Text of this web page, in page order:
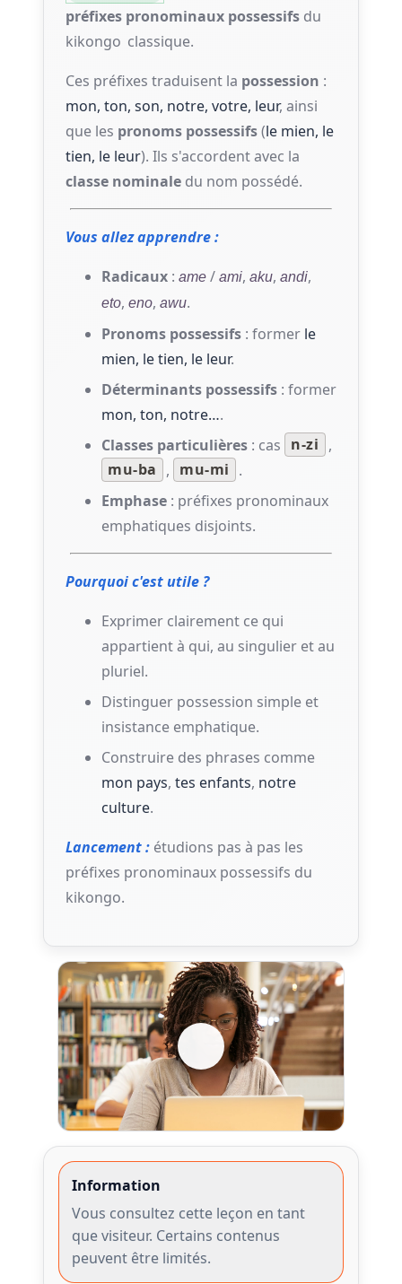
préfixes pronominaux possessifs du
kikongo classique.
Ces préfixes traduisent la possession :
mon, ton, son, notre, votre, leur, ainsi
que les pronoms possessifs(le mien, le
tien, le leur). Ils s'accordent avec la
classe nominale du nom possédé.
Vous allez apprendre :
Radicaux : ame / ami, aku, andi,
eto, eno, awu.
Pronoms possessifs : former le
mien, le tien, le leur.
Déterminants possessifs : former
mon, ton, notre….
Classes particulières : cas n-zi ,
mu-ba , mu-mi .
Emphase : préfixes pronominaux
emphatiques disjoints.
Pourquoi c'est utile ?
Exprimer clairement ce qui
appartient à qui, au singulier et au
pluriel.
Distinguer possession simple et
insistance emphatique.
Construire des phrases comme
mon pays, tes enfants, notre
culture.
Lancement : étudions pas à pas les
préfixes pronominaux possessifs du
kikongo.
Information
Vous consultez cette leçon en tant
que visiteur. Certains contenus
peuvent être limités.